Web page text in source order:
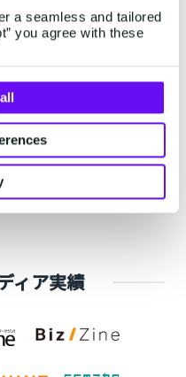
a seamless and tailored
you agree with these
携
API連携が可能！
能
を送信可能！
ィア実績